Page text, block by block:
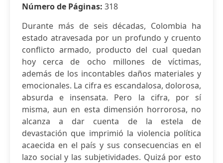
Número de Páginas: 318
Durante más de seis décadas, Colombia ha
estado atravesada por un profundo y cruento
conflicto armado, producto del cual quedan
hoy cerca de ocho millones de víctimas,
además de los incontables daños materiales y
emocionales. La cifra es escandalosa, dolorosa,
absurda e insensata. Pero la cifra, por sí
misma, aun en esta dimensión horrorosa, no
alcanza a dar cuenta de la estela de
devastación que imprimió la violencia política
acaecida en el país y sus consecuencias en el
lazo social y las subjetividades. Quizá por esto